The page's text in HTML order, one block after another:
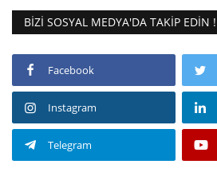
BIZI SOSYAL MEDYA'DA TAKIP EDIN !
Facebook
Instagram
Telegram